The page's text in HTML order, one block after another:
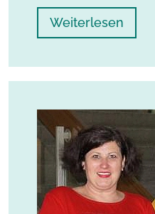
Weiterlesen